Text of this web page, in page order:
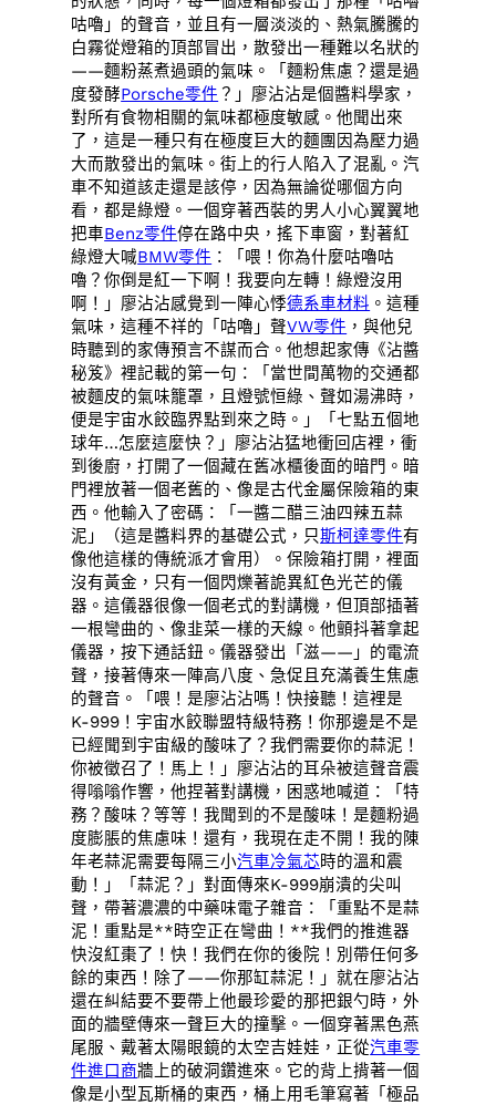
咕嚕」的聲音，並且有一層淡淡的、熱氣騰騰的
白霧從燈箱的頂部冒出，散發出一種難以名狀的
——麵粉蒸煮過頭的氣味。「麵粉焦慮？還是過
度發酵Porsche零件 ？」廖沾沾是個醬料學家，
對所有食物相關的氣味都極度敏感。他聞出來
了，這是一種只有在極度巨大的麵團因為壓力過
大而散發出的氣味。街上的行人陷入了混亂。汽
車不知道該走還是該停，因為無論從哪個方向
看，都是綠燈。一個穿著西裝的男人小心翼翼地
把車Benz零件停在路中央，搖下車窗，對著紅
綠燈大喊BMW零件 ：「喂！你為什麼咕嚕咕
嚕？你倒是紅一下啊！我要向左轉！綠燈沒用
啊！」廖沾沾感覺到一陣心悸德系車材料 。這種
氣味，這種不祥的「咕嚕」聲VW零件 ，與他兒
時聽到的家傳預言不謀而合。他想起家傳《沾醬
秘笈》裡記載的第一句：「當世間萬物的交通都
被麵皮的氣味籠罩，且燈號恒綠、聲如湯沸時，
便是宇宙水餃臨界點到來之時。」「七點五個地
球年…怎麼這麼快？」廖沾沾猛地衝回店裡，衝
到後廚，打開了一個藏在舊冰櫃後面的暗門。暗
門裡放著一個老舊的、像是古代金屬保險箱的東
西。他輸入了密碼：「一醬二醋三油四辣五蒜
泥」（這是醬料界的基礎公式，只斯柯達零件有
像他這樣的傳統派才會用）。保險箱打開，裡面
沒有黃金，只有一個閃爍著詭異紅色光芒的儀
器。這儀器很像一個老式的對講機，但頂部插著
一根彎曲的、像韭菜一樣的天線。他顫抖著拿起
儀器，按下通話鈕。儀器發出「滋——」的電流
聲，接著傳來一陣高八度、急促且充滿養生焦慮
的聲音。「喂！是廖沾沾嗎！快接聽！這裡是
K-999！宇宙水餃聯盟特級特務！你那邊是不是
已經聞到宇宙級的酸味了？我們需要你的蒜泥！
你被徵召了！馬上！」廖沾沾的耳朵被這聲音震
得嗡嗡作響，他捏著對講機，困惑地喊道：「特
務？酸味？等等！我聞到的不是酸味！是麵粉過
度膨脹的焦慮味！還有，我現在走不開！我的陳
年老蒜泥需要每隔三小汽車冷氣芯時的溫和震
動！」「蒜泥？」對面傳來K-999崩潰的尖叫
聲，帶著濃濃的中藥味電子雜音：「重點不是蒜
泥！重點是**時空正在彎曲！**我們的推進器
快沒紅棗了！快！我們在你的後院！別帶任何多
餘的東西！除了——你那缸蒜泥！」就在廖沾沾
還在糾結要不要帶上他最珍愛的那把銀勺時，外
面的牆壁傳來一聲巨大的撞擊。一個穿著黑色燕
尾服、戴著太陽眼鏡的太空吉娃娃，正從汽車零
件進口商牆上的破洞鑽進來。它的背上揹著一個
像是小型瓦斯桶的東西，桶上用毛筆寫著「極品